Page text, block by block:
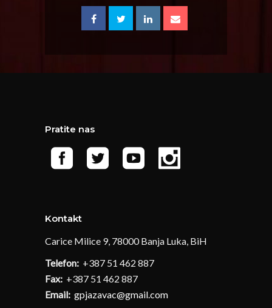
Pratite nas
Kontakt
Carice Milice 9, 78000 Banja Luka, BiH
Telefon: +387 51 462 887
Fax: +387 51 462 887
Email: gpjazavac@gmail.com